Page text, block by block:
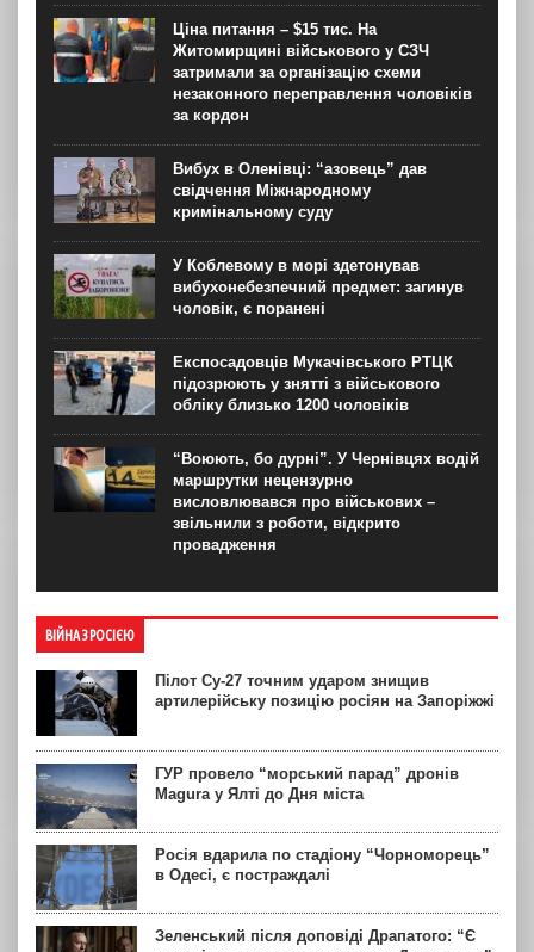
Ціна питання – $15 тис. На
Житомирщині військового у СЗЧ
затримали за організацію схеми
незаконного переправлення чоловіків
за кордон
Вибух в Оленівці: “азовець” дав
свідчення Міжнародному
кримінальному суду
У Коблевому в морі здетонував
вибухонебезпечний предмет: загинув
чоловік, є поранені
Експосадовців Мукачівського РТЦК
підозрюють у знятті з військового
обліку близько 1200 чоловіків
“Воюють, бо дурні”. У Чернівцях водій
маршрутки нецензурно
висловлювався про військових –
звільнили з роботи, відкрито
провадження
ВІЙНА З РОСІЄЮ
Пілот Су-27 точним ударом знищив
артилерійську позицію росіян на Запоріжжі
ГУР провело “морський парад” дронів
Magura у Ялті до Дня міста
Росія вдарила по стадіону “Чорноморець”
в Одесі, є постраждалі
Зеленський після доповіді Драпатого: “Є